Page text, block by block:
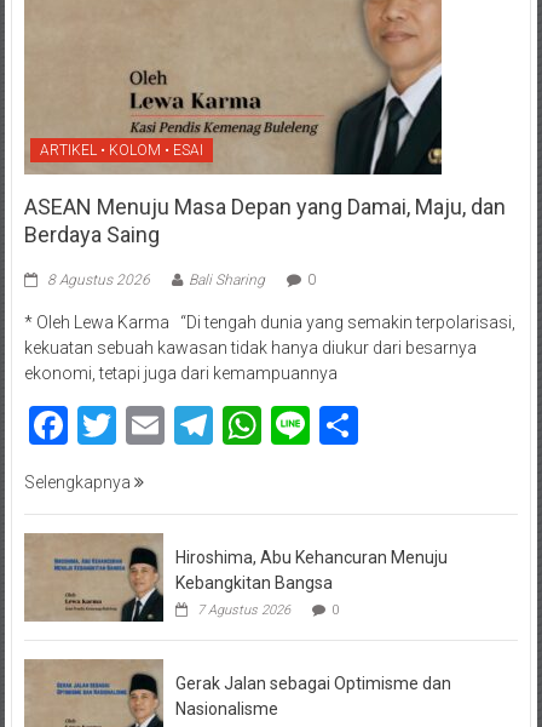
ARTIKEL • KOLOM • ESAI
ASEAN Menuju Masa Depan yang Damai, Maju, dan
Berdaya Saing
8 Agustus 2026 Bali Sharing 0
* Oleh Lewa Karma “Di tengah dunia yang semakin terpolarisasi,
kekuatan sebuah kawasan tidak hanya diukur dari besarnya
ekonomi, tetapi juga dari kemampuannya
Facebook
Twitter
EmailTelegram
WhatsApp
LineShare
Selengkapnya
Hiroshima, Abu Kehancuran Menuju
Kebangkitan Bangsa
7 Agustus 2026 0
Gerak Jalan sebagai Optimisme dan
Nasionalisme